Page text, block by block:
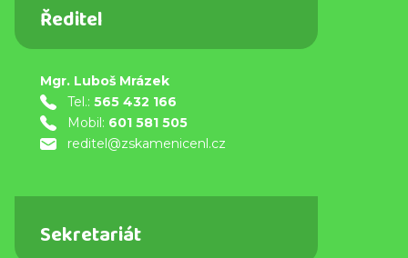
Ředitel
Mgr. Luboš Mrázek
Tel.: 565 432 166
Mobil: 601 581 505
reditel@zskamenicenl.cz
Sekretariát